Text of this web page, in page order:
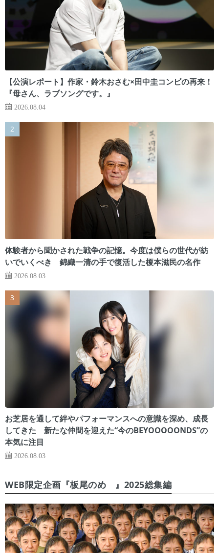
【公演レポート】作家・鈴木おさむ×田中圭コンビの再来！
『母さん、ラブソングです。』
2026.08.04
体験者から聞かされた戦争の記憶。今度は僕らの世代が紡
いでいくべき 錦織一清の手で復活した榎本滋民の名作
2026.08.03
お芝居を通して絆やパフォーマンスへの意識を深め、成長
してきた 新たな仲間を迎えた“今のBEYOOOOONDS”の
本気に注目
2026.08.03
WEB限定企画『板尾のめ゙』2025総集編